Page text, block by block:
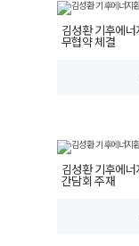
김성환 기후에
무협약 체결
김성환 기후에
간담회 주재